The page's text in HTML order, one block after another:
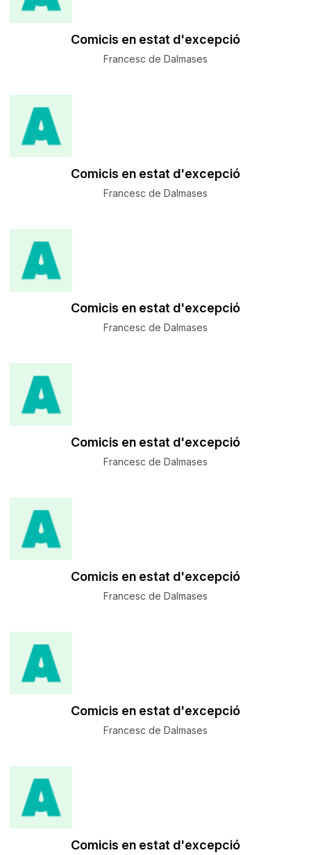
Comicis en estat d'excepció
Francesc de Dalmases
Comicis en estat d'excepció
Francesc de Dalmases
Comicis en estat d'excepció
Francesc de Dalmases
Comicis en estat d'excepció
Francesc de Dalmases
Comicis en estat d'excepció
Francesc de Dalmases
Comicis en estat d'excepció
Francesc de Dalmases
Comicis en estat d'excepció